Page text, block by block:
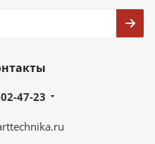
47-23